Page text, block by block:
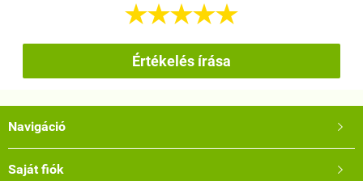

Értékelés írása
Navigáció 
Saját fiók 